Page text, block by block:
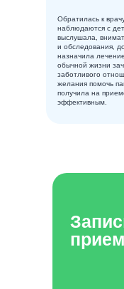
Обратилась к
наблюдаются с
выслушала,
и обследования,
назначила
обычной жизни
заботливого
желания помочь
получила на
эффективным.